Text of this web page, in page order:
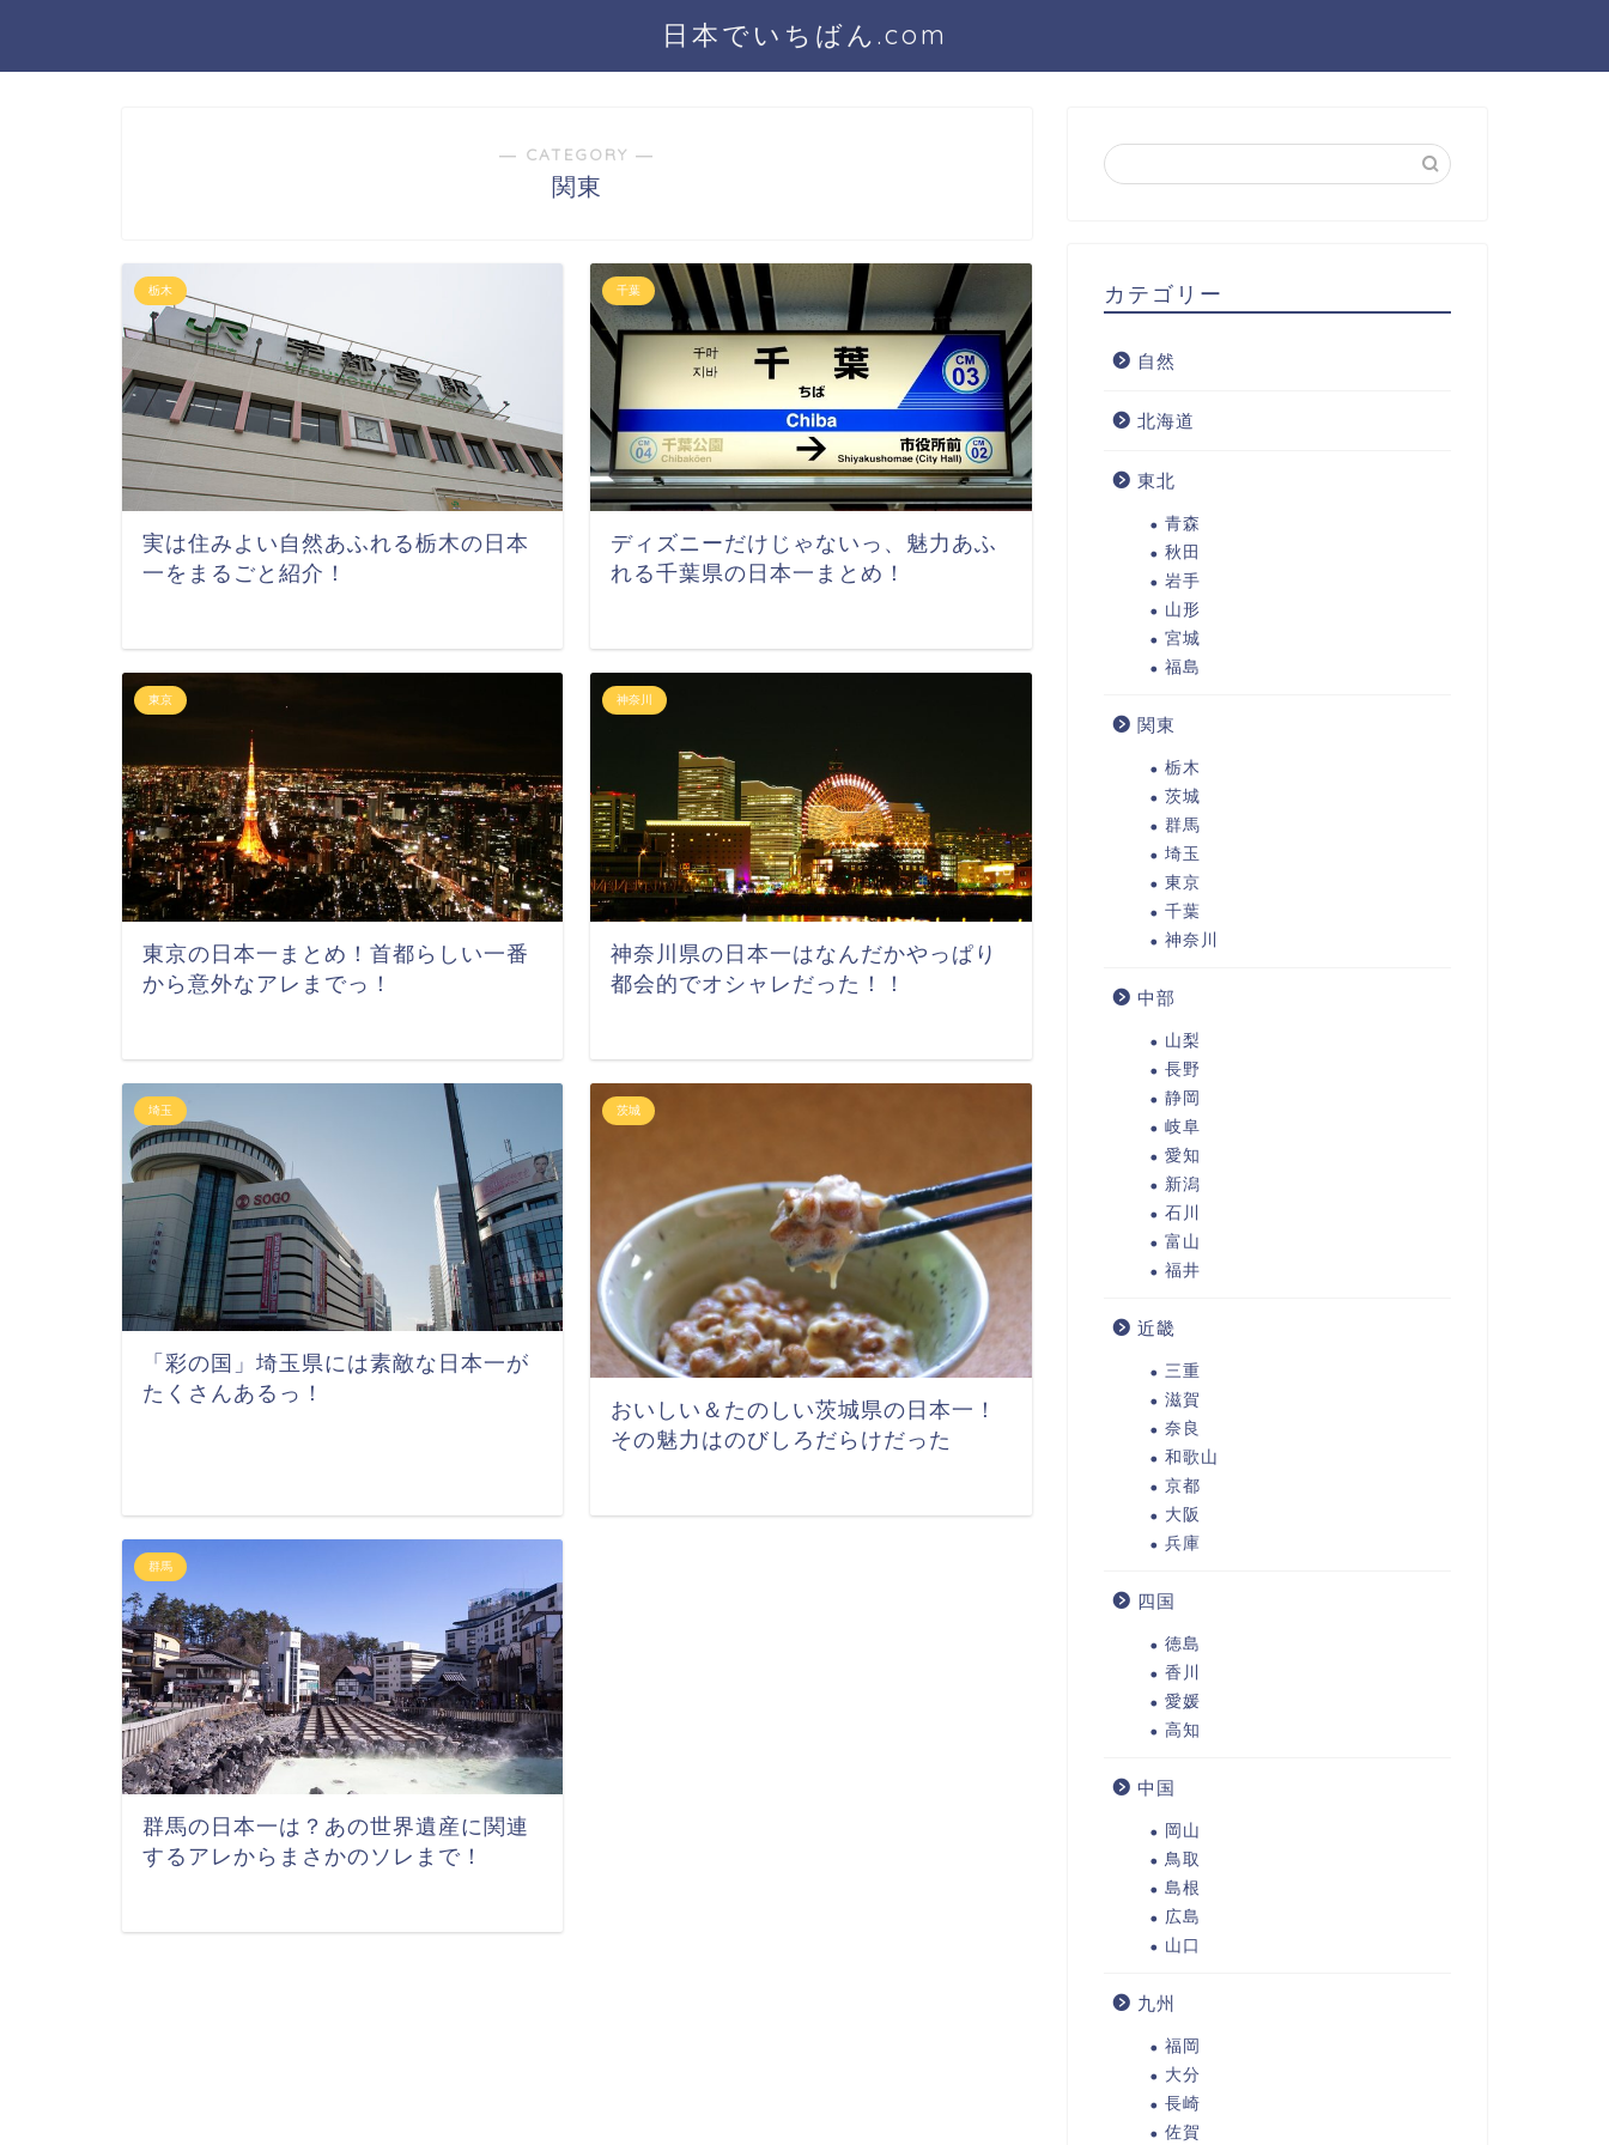
日本でいちばん.com
― CATEGORY ―
関東
栃木
実は住みよい自然あふれる栃木の日本
一をまるごと紹介！
千葉
ディズニーだけじゃないっ、魅力あふ
れる千葉県の日本一まとめ！
東京
東京の日本一まとめ！首都らしい一番
から意外なアレまでっ！
神奈川
神奈川県の日本一はなんだかやっぱり
都会的でオシャレだった！！
埼玉
「彩の国」埼玉県には素敵な日本一が
たくさんあるっ！
茨城
おいしい＆たのしい茨城県の日本一！
その魅力はのびしろだらけだった
群馬
群馬の日本一は？あの世界遺産に関連
するアレからまさかのソレまで！
カテゴリー
自然
北海道
東北
青森
秋田
岩手
山形
宮城
福島
関東
栃木
茨城
群馬
埼玉
東京
千葉
神奈川
中部
山梨
長野
静岡
岐阜
愛知
新潟
石川
富山
福井
近畿
三重
滋賀
奈良
和歌山
京都
大阪
兵庫
四国
徳島
香川
愛媛
高知
中国
岡山
鳥取
島根
広島
山口
九州
福岡
大分
長崎
佐賀